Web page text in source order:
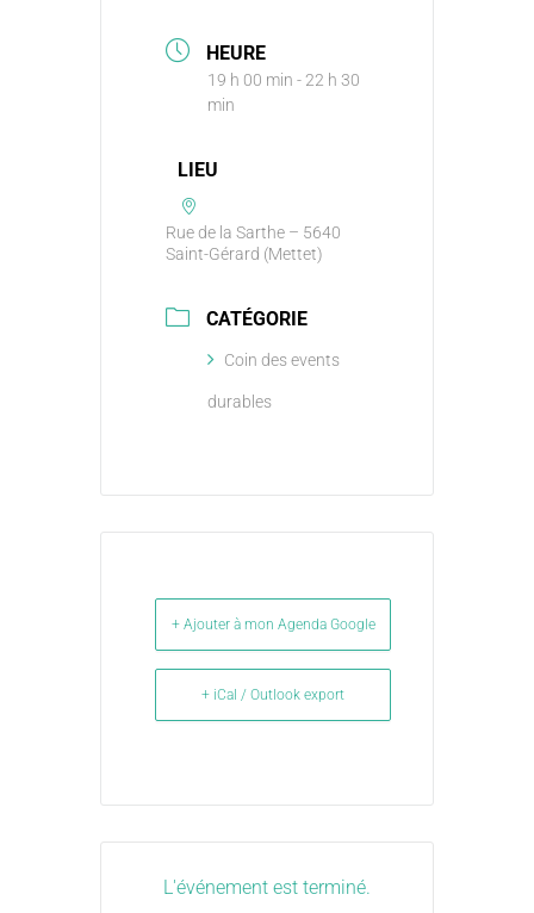
HEURE
19 h 00 min - 22 h 30
min
LIEU
Rue de la Sarthe – 5640
Saint-Gérard (Mettet)
CATÉGORIE
Coin des events
durables
+ Ajouter à mon Agenda Google
+ iCal / Outlook export
L'événement est terminé.